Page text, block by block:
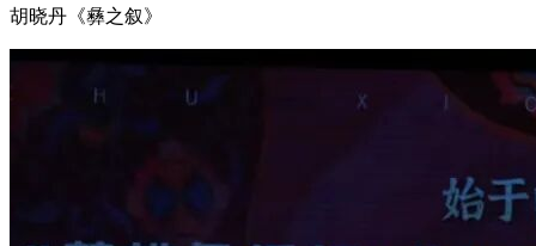
胡晓丹《彝之叙》